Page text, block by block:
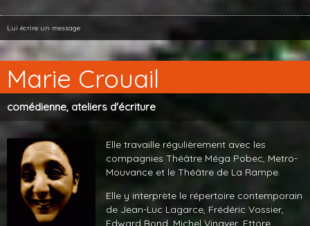
Lui écrire un message
Marie Crouail
comédienne, ateliers d'écriture
Elle travaille régulièrement avec les
compagnies Théâtre Méga Pobec, Metro-
Mouvance et le Théâtre de La Rampe.
Elle y interprète le répertoire contemporain
de Jean-Luc Lagarce, Frédéric Vossier,
Edward Bond, Michel Vinaver, Ettore